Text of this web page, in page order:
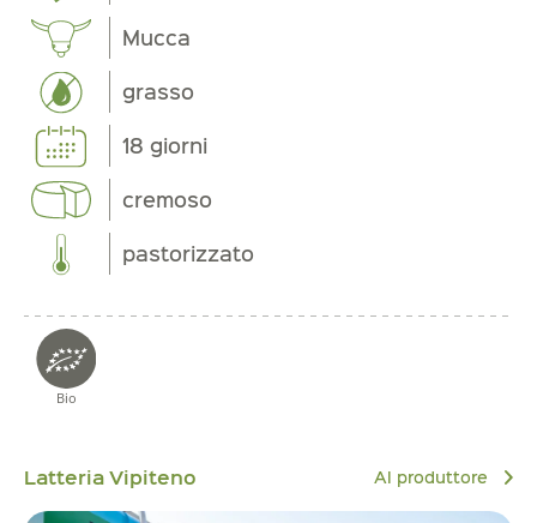
Mucca
grasso
18 giorni
cremoso
pastorizzato
Bio
Latteria Vipiteno Al produttore